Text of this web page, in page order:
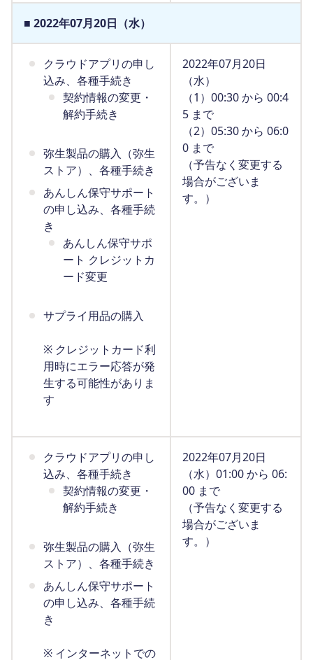
■ 2022年07月20日（水）
クラウドアプリの申し
込み、各種手続き
契約情報の変更・
解約手続き
弥生製品の購入（弥生
ストア）、各種手続き
あんしん保守サポート
の申し込み、各種手続
き
あんしん保守サポ
ート クレジットカ
ード変更
サプライ用品の購入
※ クレジットカード利
用時にエラー応答が発
生する可能性がありま
す
2022年07月20日
（水）
（1）00:30 から 00:4
5 まで
（2）05:30 から 06:0
0 まで
（予告なく変更する
場合がございま
す。）
クラウドアプリの申し
込み、各種手続き
契約情報の変更・
解約手続き
弥生製品の購入（弥生
ストア）、各種手続き
あんしん保守サポート
の申し込み、各種手続
き
※ インターネットでの
2022年07月20日
（水）01:00 から 06:
00 まで
（予告なく変更する
場合がございま
す。）